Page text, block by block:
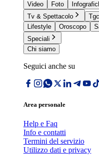
Video
Foto
Tv & Spettacolo
Lifestyle
Oroscopo
Speciali
Chi siamo
Seguici anche su
Area personale
Help e Faq
Info e contatti
Termini del servizio
Utilizzo dati e privacy